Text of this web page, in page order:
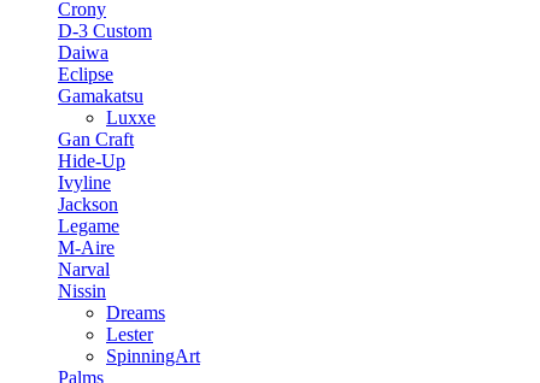
Crony
D-3 Custom
Daiwa
Eclipse
Gamakatsu
Luxxe
Gan Craft
Hide-Up
Ivyline
Jackson
Legame
M-Aire
Narval
Nissin
Dreams
Lester
SpinningArt
Palms